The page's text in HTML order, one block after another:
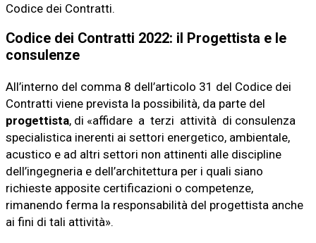
Codice dei Contratti.
Codice dei Contratti 2022: il Progettista e le
consulenze
All’interno del comma 8 dell’articolo 31 del Codice dei
Contratti viene prevista la possibilità, da parte del
progettista, di «affidare a terzi attività di consulenza
specialistica inerenti ai settori energetico, ambientale,
acustico e ad altri settori non attinenti alle discipline
dell’ingegneria e dell’architettura per i quali siano
richieste apposite certificazioni o competenze,
rimanendo ferma la responsabilità del progettista anche
ai fini di tali attività».